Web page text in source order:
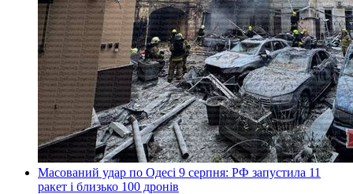
Масований удар по Одесі 9 серпня: РФ запустила 11
ракет і близько 100 дронів